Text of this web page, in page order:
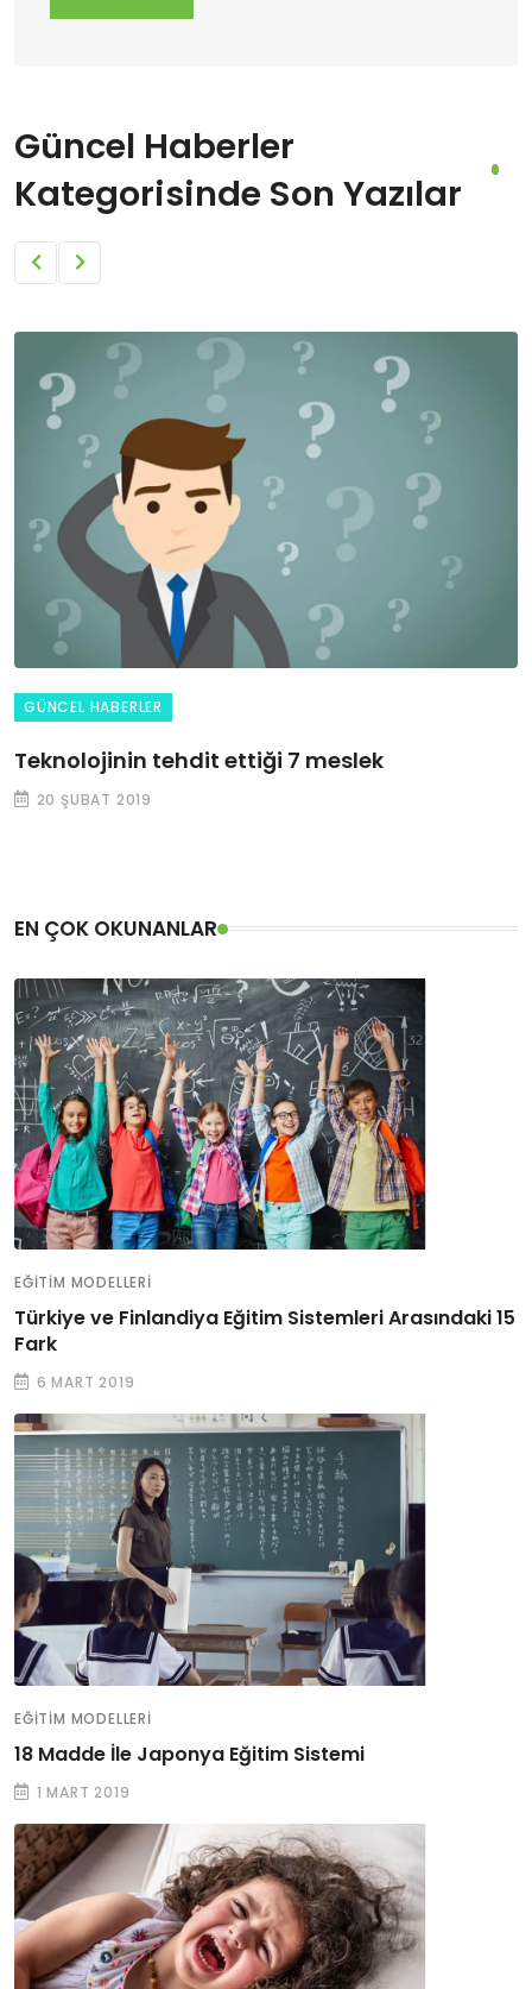
Güncel Haberler
Kategorisinde Son Yazılar
GÜNCEL HABERLER
Teknolojinin tehdit ettiği 7 meslek
20 ŞUBAT 2019
EN ÇOK OKUNANLAR
EĞITIM MODELLERI
Türkiye ve Finlandiya Eğitim Sistemleri Arasındaki 15
Fark
6 MART 2019
EĞITIM MODELLERI
18 Madde İle Japonya Eğitim Sistemi
1 MART 2019